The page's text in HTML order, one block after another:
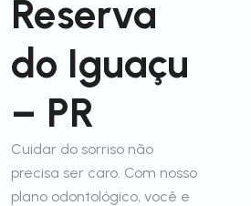
Reserva
do Iguaçu
– PR
Cuidar do sorriso não
precisa ser caro. Com nosso
plano odontológico, você e